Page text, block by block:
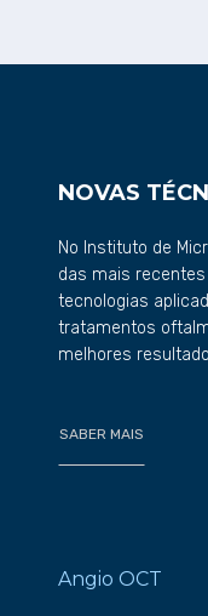
NOVAS
No Instituto de
das mais
tecnologias
tratamentos
melhores
SABER MAIS
Angio OCT